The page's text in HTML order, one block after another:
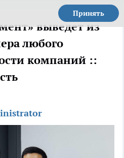
Принять
выведет из
любого
компаний ::